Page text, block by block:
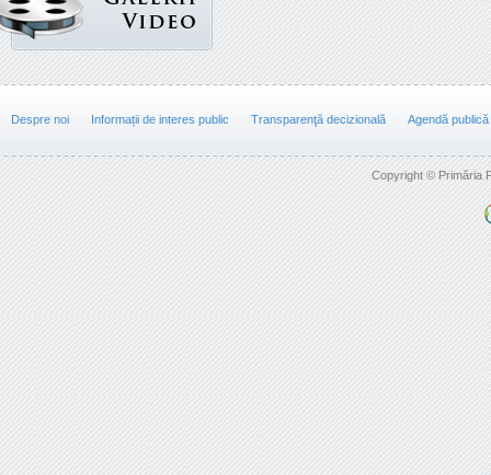
Despre noi Informații de interes public Transparenţă decizională Agendă publică
Copyright © Primăria